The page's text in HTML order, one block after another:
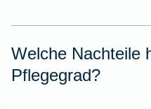
Welche Nachteile
Pflegegrad?